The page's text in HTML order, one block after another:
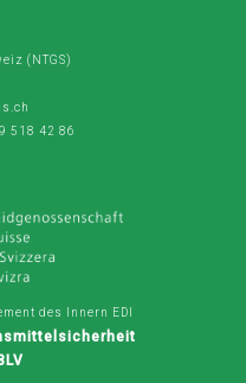
(NTGS)
518 42 86
des Innern EDI